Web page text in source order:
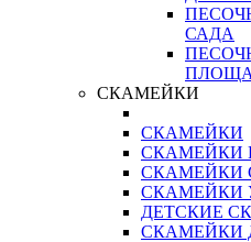
САДА
СКАМЕЙКИ
СКАМЕЙКИ
СКАМЕЙКИ
СКАМЕЙКИ
СКАМЕЙКИ
ДЕТСКИЕ
СКАМЕЙКИ